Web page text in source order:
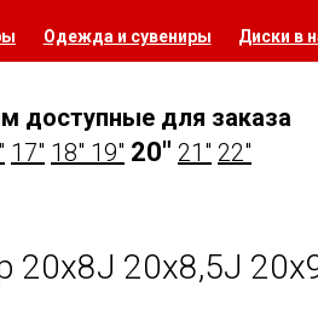
Одежда и сувениры Диски в
доступные для заказа
17" 18" 19" 20" 21" 22"
20х8J 20х8,5J